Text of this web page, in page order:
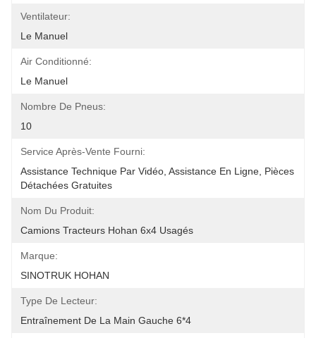
Ventilateur:
Le Manuel
Air Conditionné:
Le Manuel
Nombre De Pneus:
10
Service Après-Vente Fourni:
Assistance Technique Par Vidéo, Assistance En Ligne, Pièces
Détachées Gratuites
Nom Du Produit:
Camions Tracteurs Hohan 6x4 Usagés
Marque:
SINOTRUK HOHAN
Type De Lecteur:
Entraînement De La Main Gauche 6*4